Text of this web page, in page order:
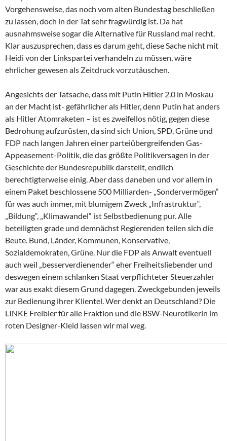
Vorgehensweise, das noch vom alten Bundestag beschließen
zu lassen, doch in der Tat sehr fragwürdig ist. Da hat
ausnahmsweise sogar die Alternative für Russland mal recht.
Klar auszusprechen, dass es darum geht, diese Sache nicht mit
Heidi von der Linkspartei verhandeln zu müssen, wäre
ehrlicher gewesen als Zeitdruck vorzutäuschen.
Angesichts der Tatsache, dass mit Putin Hitler 2.0 in Moskau
an der Macht ist- gefährlicher als Hitler, denn Putin hat anders
als Hitler Atomraketen – ist es zweifellos nötig, gegen diese
Bedrohung aufzurüsten, da sind sich Union, SPD, Grüne und
FDP nach langen Jahren einer parteiübergreifenden Gas-
Appeasement-Politik, die das größte Politikversagen in der
Geschichte der Bundesrepublik darstellt, endlich
berechtigterweise einig. Aber dass daneben und vor allem in
einem Paket beschlossene 500 Milliarden- „Sondervermögen“
für was auch immer, mit blumigem Zweck „Infrastruktur“,
„Bildung“, „Klimawandel“ ist Selbstbedienung pur. Alle
beteiligten grade und demnächst Regierenden teilen sich die
Beute. Bund, Länder, Kommunen, Konservative,
Sozialdemokraten, Grüne. Nur die FDP als Anwalt eventuell
auch weil „besserverdienender“ eher Freiheitsliebender und
deswegen einem schlanken Staat verpflichteter Steuerzahler
war aus exakt diesem Grund dagegen. Zweckgebunden jeweils
zur Bedienung ihrer Klientel. Wer denkt an Deutschland? Die
LINKE Freibier für alle Fraktion und die BSW-Neurotikerin im
roten Designer-Kleid lassen wir mal weg.